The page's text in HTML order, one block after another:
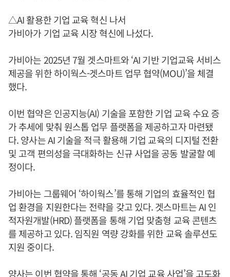
△AI 활용한 기업 교육 혁신 나서
가비아가 기업 교육 시장 혁신에 나섰다.
가비아는 2025년 7월 겟스마트와 ‘AI 기반 기업교육 서비스
제공을 위한 하이웍스-겟스마트 업무 협약(MOU)’을 체결
했다.
이번 협약은 인공지능(AI) 기술을 포함한 기업 교육 수요 증
가 추세에 맞춰 원스톱 업무 플랫폼을 제공하고자 마련됐
다. 양사는 AI 기술을 적극 활용해 기업 교육의 디지털 전환
및 고객 편의성을 극대화하는 신규 사업을 공동 발굴할 예
정이다.
가비아는 그룹웨어 ‘하이웍스’를 통해 기업의 효율적인 협
업 환경을 지원한다는 전략을 갖고 있다. 겟스마트는 AI 인
적자원개발(HRD) 플랫폼을 통해 기업 맞춤형 교육 콘텐츠
를 제공하고 있다. 임직원 역량 강화를 위한 교육 솔루션도
지원 중이다.
양사는 이번 협약을 통해 ‘공동 AI 기업 교육 사업’을 고도화